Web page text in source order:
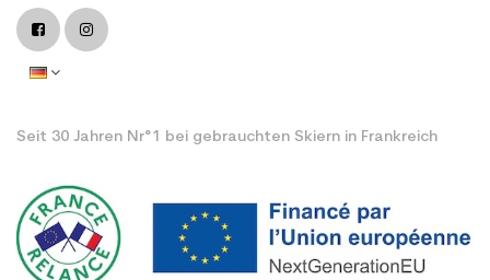
Seit 30 Jahren Nr°1 bei gebrauchten Skiern in Frankreich